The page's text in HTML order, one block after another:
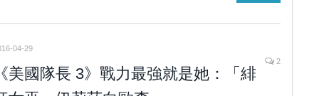
04-29
2
美國隊長 3》戰力最強就是她：「緋